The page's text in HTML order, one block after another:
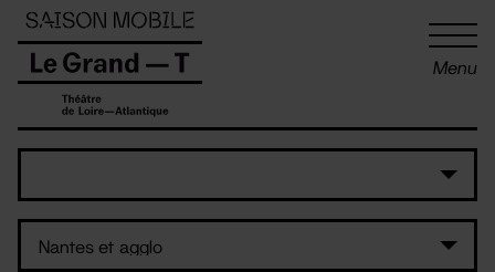
Menu
Panneau de gestion des cookies